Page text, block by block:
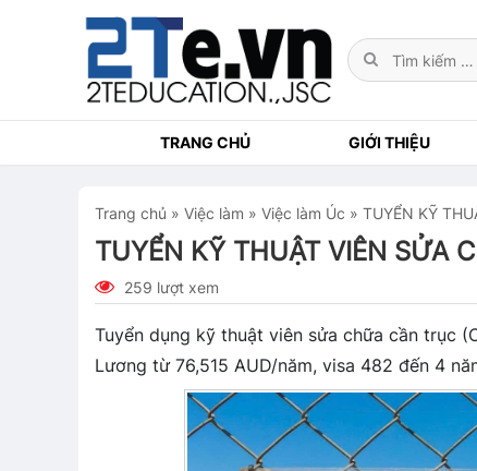
TRANG CHỦ GIỚI THIỆU
Trang chủ » Việc làm » Việc làm Úc » TUYỂN KỸ
TUYỂN KỸ THUẬT VIÊN SỬA
259 lượt xem
Tuyển dụng kỹ thuật viên sửa chữa cần trục
Lương từ 76,515 AUD/năm, visa 482 đến 4